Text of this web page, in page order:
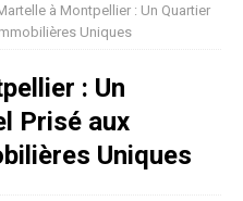
à Montpellier : Un Quartier
Uniques
: Un
Prisé aux
Uniques